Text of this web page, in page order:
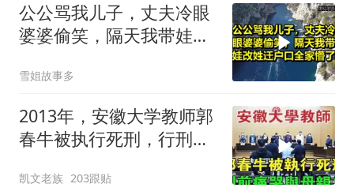
公公骂我儿子，丈夫冷眼
婆婆偷笑，隔天我带娃改
雪姐故事多
2013年，安徽大学教师郭
春牛被执行死刑，行刑前
凯文老族 203跟贴